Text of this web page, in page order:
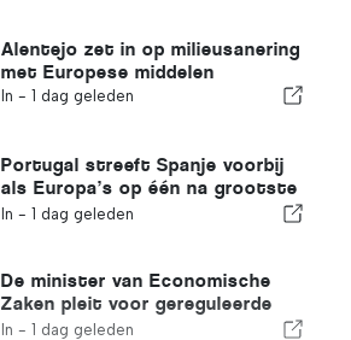
Alentejo zet in op milieusanering
met Europese middelen
In - 1 dag geleden
Portugal streeft Spanje voorbij
als Europa’s op één na grootste
schoenenproducent
In - 1 dag geleden
De minister van Economische
Zaken pleit voor gereguleerde
integratie en garandeert een
In - 1 dag geleden